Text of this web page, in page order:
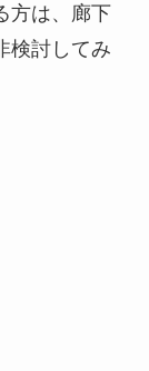
方は、廊下
検討してみ